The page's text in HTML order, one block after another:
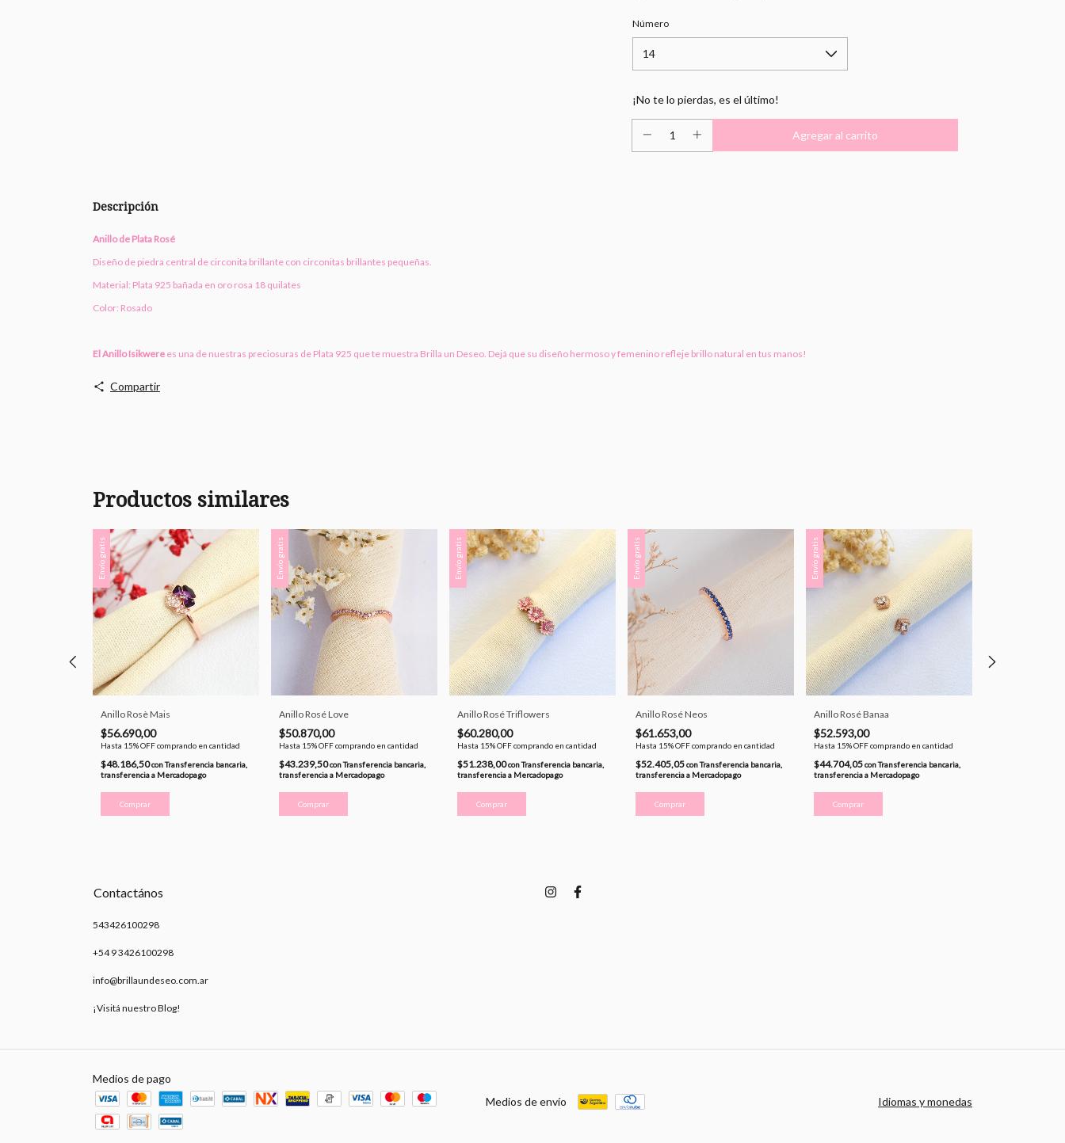
Número
¡No te lo pierdas, es el último!
Descripción
Anillo de Plata Rosé
Diseño de piedra central de circonita brillante con circonitas brillantes pequeñas.
Material: Plata 925 bañada en oro rosa 18 quilates
Color: Rosado
ElAnillo Isikwere es una de nuestras preciosuras de Plata 925 que te muestra Brilla un Deseo. Dejá que su diseño hermoso y femenino refleje brillo natural en tus manos!
Compartir
Productos similares
Envío gratis
Anillo Rosè Mais
$56.690,00
Hasta 15% OFFcomprando en cantidad
$48.186,50conTransferencia bancaria,
transferencia a Mercadopago
Comprar
Envío gratis
Anillo Rosé Love
$50.870,00
Hasta 15% OFFcomprando en cantidad
$43.239,50conTransferencia bancaria,
transferencia a Mercadopago
Comprar
Envío gratis
Anillo Rosé Triflowers
$60.280,00
Hasta 15% OFFcomprando en cantidad
$51.238,00conTransferencia bancaria,
transferencia a Mercadopago
Comprar
Envío gratis
Anillo Rosé Neos
$61.653,00
Hasta 15% OFFcomprando en cantidad
$52.405,05conTransferencia bancaria,
transferencia a Mercadopago
Comprar
Envío gratis
Anillo Rosé Banaa
$52.593,00
Hasta 15% OFFcomprando en cantidad
$44.704,05conTransferencia bancaria,
transferencia a Mercadopago
Comprar
Contactános
543426100298
+54 9 3426100298
info@brillaundeseo.com.ar
¡Visitá nuestro Blog!
Medios de pago
Medios de envío
Idiomas y monedas